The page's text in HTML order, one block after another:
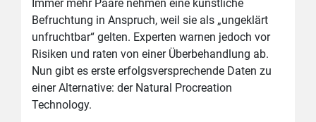
Immer mehr Paare nehmen eine künstliche
Befruchtung in Anspruch, weil sie als „ungeklärt
unfruchtbar“ gelten. Experten warnen jedoch vor
Risiken und raten von einer Überbehandlung ab.
Nun gibt es erste erfolgsversprechende Daten zu
einer Alternative: der Natural Procreation
Technology.